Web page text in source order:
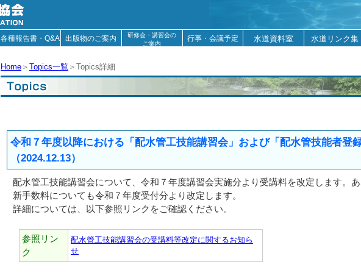
各種報告書・Q&A 出版物のご案内
研修会・講習会の
ご案内
行事・会議予定 水道資料室 水道リンク集
Home ＞ Topics一覧 ＞Topics詳細
令和７年度以降における「配水管工技能講習会」および「配水管技能者登
（2024.12.13）
配水管工技能講習会について、令和７年度講習会実施分より受講料を改定します。
新手数料についても令和７年度受付分より改定します。
詳細については、以下参照リンクをご確認ください。
参照リン
ク
配水管工技能講習会の受講料等改定に関するお知ら
せ